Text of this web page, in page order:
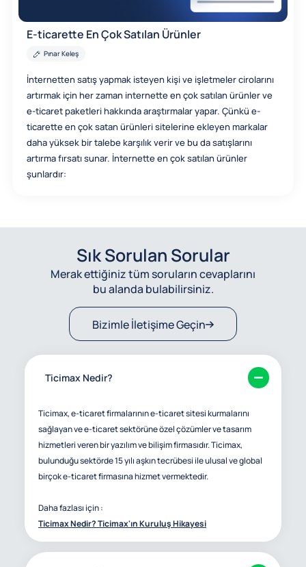
E-ticarette En Çok Satılan Ürünler
Pınar Keleş
İnternetten satış yapmak isteyen kişi ve işletmeler cirolarını
artırmak için her zaman internette en çok satılan ürünler ve
e-ticaret paketleri hakkında araştırmalar yapar. Çünkü e-
ticarette en çok satan ürünleri sitelerine ekleyen markalar
daha yüksek bir talebe karşılık verir ve bu da satışlarını
artırma fırsatı sunar. İnternette en çok satılan ürünler
şunlardır:
Sık Sorulan Sorular
Merak ettiğiniz tüm soruların cevaplarını
bu alanda bulabilirsiniz.
Bizimle İletişime Geçin
Ticimax Nedir?
Ticimax, e-ticaret firmalarının e-ticaret sitesi kurmalarını
sağlayan ve e-ticaret sektörüne özel çözümler ve tasarım
hizmetleri veren bir yazılım ve bilişim firmasıdır. Ticimax,
bulunduğu sektörde 15 yılı aşkın tecrübesi ile ulusal ve global
birçok e-ticaret firmasına hizmet vermektedir.
Daha fazlası için :
Ticimax Nedir? Ticimax'ın Kuruluş Hikayesi